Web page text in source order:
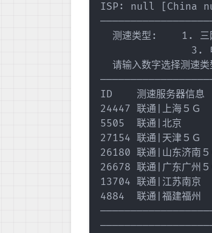
ISP: null [China
测速类型:    1. 三
3.
请输入数字选择测速
ID    测速服务器信
24447 联通|上海５
5505  联通|北京　
27154 联通|天津５
26180 联通|山东济
26678 联通|广东广
13704 联通|江苏南
4884  联通|福建福